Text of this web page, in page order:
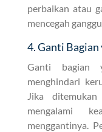
perbaikan atau
mencegah
4. Ganti Bagian
Ganti bagian
menghindari
Jika
mengalami
menggantinya.